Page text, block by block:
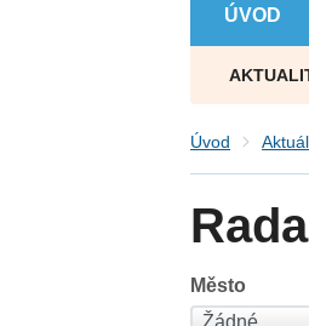
ÚVOD
Úvod
Město